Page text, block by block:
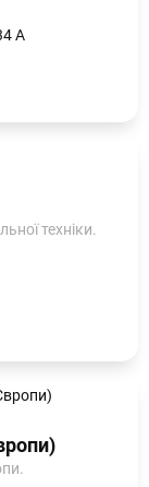
А
техніки.